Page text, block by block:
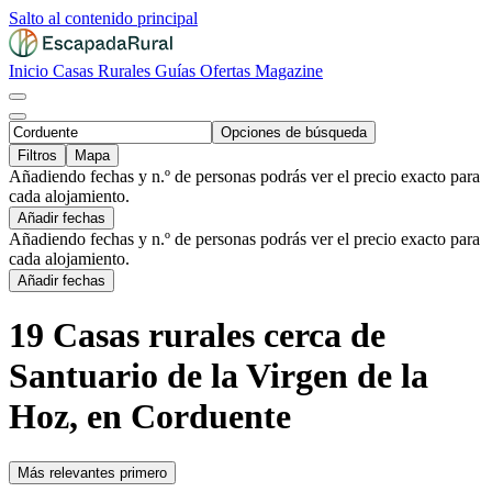
Salto al contenido principal
Inicio Casas Rurales Guías Ofertas Magazine
Opciones de búsqueda
Filtros
Mapa
Añadiendo fechas y n.º de personas podrás ver el precio exacto para
cada alojamiento.
Añadir fechas
Añadiendo fechas y n.º de personas podrás ver el precio exacto para
cada alojamiento.
Añadir fechas
19 Casas rurales cerca de
Santuario de la Virgen de la
Hoz, en Corduente
Más relevantes primero